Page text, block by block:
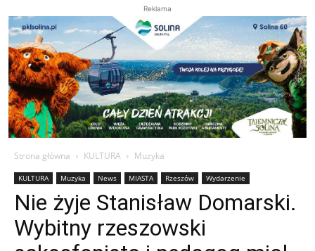
Reklama
Strona główna KULTURA Muzyka
KULTURA Muzyka News MIASTA Rzeszów Wydarzenie
Nie żyje Stanisław Domarski.
Wybitny rzeszowski